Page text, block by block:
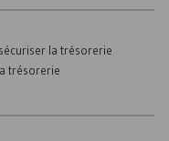
la trésorerie
trésorerie